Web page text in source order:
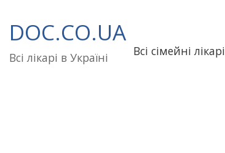
до
вмісту
DOC.CO.UA
Всі лікарі в Україні Всі сімейні лікарі